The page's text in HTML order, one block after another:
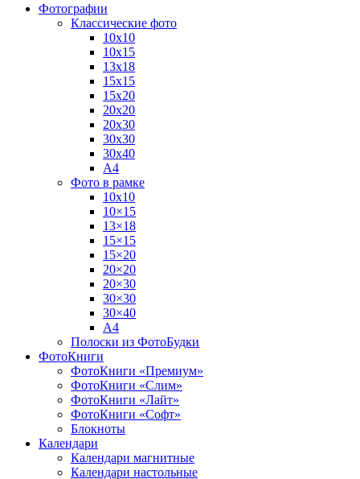
Фотографии
Классические фото
10х10
10х15
13х18
15х15
15х20
20х20
20х30
30х30
30х40
А4
Фото в рамке
10х10
10×15
13×18
15×15
15×20
20×20
20×30
30×30
30×40
A4
Полоски из ФотоБудки
ФотоКниги
ФотоКниги «Премиум»
ФотоКниги «Слим»
ФотоКниги «Лайт»
ФотоКниги «Софт»
Блокноты
Календари
Календари магнитные
Календари настольные